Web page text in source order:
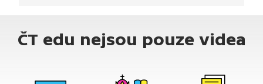
ČT edu nejsou pouze videa